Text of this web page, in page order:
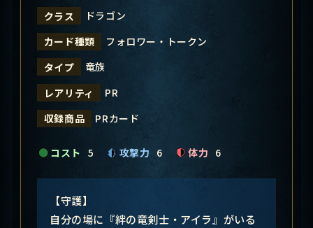
クラス
ドラゴン
カード種類
フォロワー・トークン
タイプ
竜族
レアリティ
PR
収録商品
PRカード
コスト 5 攻撃力 6 体力 6
【守護】
自分の場に『絆の竜剣士・アイラ』がいる